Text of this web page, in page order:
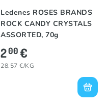
Ledenes ROSES BRANDS
ROCK CANDY CRYSTALS
ASSORTED, 70g
200€
28.57 €/KG